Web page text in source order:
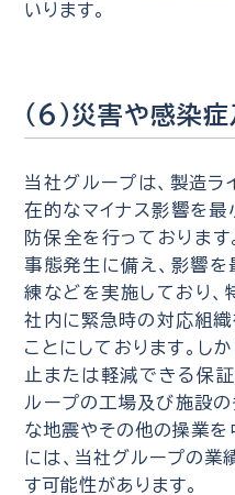
いります。
（6）災害や感染
当社グループは、製造
在的なマイナス影響を最
防保全を行っておりま
事態発生に備え、影響を
練などを実施しており、
社内に緊急時の対応組織
ことにしております。し
止または軽減できる保
ループの工場及び施設
な地震やその他の操業
には、当社グループの
す可能性があります。